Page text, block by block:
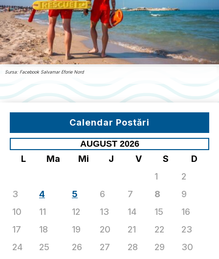
Sursa: Facebook Salvamar Eforie Nord
Calendar Postări
AUGUST 2026
L Ma Mi J V S
D
1
2
3
4 5 6 7 8
9
10
11 12 13 14 15
16
17
18 19 20 21 22
23
24
25 26 27 28 29
30